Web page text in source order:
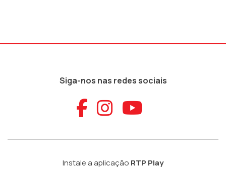
Siga-nos nas redes sociais
Aceder ao
Aceder ao
Aceder
Instale a aplicação RTP Play